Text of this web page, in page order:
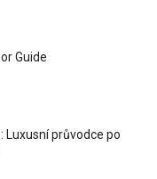
Guide
Luxusní průvodce po